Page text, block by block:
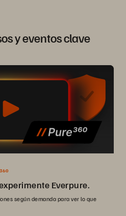
y eventos clave
Everpure.
según demanda para ver lo que